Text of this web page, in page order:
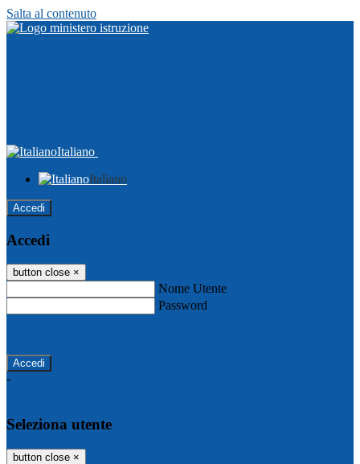
Salta al contenuto
Italiano
Italiano
Accedi
Accedi
button close ×
Nome Utente
Password
-
Seleziona utente
button close ×